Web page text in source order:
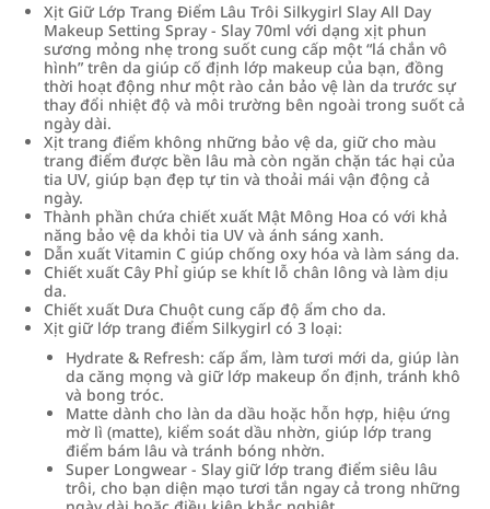
Xịt Giữ Lớp Trang Điểm Lâu Trôi Silkygirl Slay All Day
Makeup Setting Spray - Slay 70ml với dạng xịt phun
sương mỏng nhẹ trong suốt cung cấp một “lá chắn vô
hình” trên da giúp cố định lớp makeup của bạn, đồng
thời hoạt động như một rào cản bảo vệ làn da trước sự
thay đổi nhiệt độ và môi trường bên ngoài trong suốt cả
ngày dài.
Xịt trang điểm không những bảo vệ da, giữ cho màu
trang điểm được bền lâu mà còn ngăn chặn tác hại của
tia UV, giúp bạn đẹp tự tin và thoải mái vận động cả
ngày.
Thành phần chứa chiết xuất Mật Mông Hoa có với khả
năng bảo vệ da khỏi tia UV và ánh sáng xanh.
Dẫn xuất Vitamin C giúp chống oxy hóa và làm sáng da.
Chiết xuất Cây Phỉ giúp se khít lỗ chân lông và làm dịu
da.
Chiết xuất Dưa Chuột cung cấp độ ẩm cho da.
Xịt giữ lớp trang điểm Silkygirl có 3 loại:
Hydrate & Refresh: cấp ẩm, làm tươi mới da, giúp làn
da căng mọng và giữ lớp makeup ổn định, tránh khô
và bong tróc.
Matte dành cho làn da dầu hoặc hỗn hợp, hiệu ứng
mờ lì (matte), kiểm soát dầu nhờn, giúp lớp trang
điểm bám lâu và tránh bóng nhờn.
Super Longwear - Slay giữ lớp trang điểm siêu lâu
trôi, cho bạn diện mạo tươi tắn ngay cả trong những